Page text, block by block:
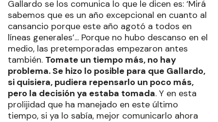
Gallardo se los comunica lo que le dicen es: ‘Mirá
sabemos que es un año excepcional en cuanto al
cansancio porque este año agotó a todos en
líneas generales’... Porque no hubo descanso en el
medio, las pretemporadas empezaron antes
también. Tomate un tiempo más, no hay
problema. Se hizo lo posible para que Gallardo,
si quisiera, pudiera repensarlo un poco más,
pero la decisión ya estaba tomada. Y en esta
prolijidad que ha manejado en este último
tiempo, si ya lo sabía, mejor comunicarlo ahora